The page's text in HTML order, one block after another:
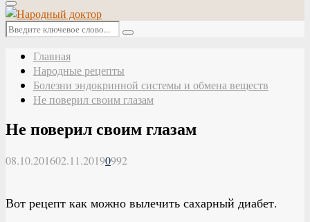
Основное
меню
Искать:
Поиск
Главная
Народные рецепты
Болезни эндокринной системы и обмена веществ
Не поверил своим глазам
Не поверил своим глазам
08.10.201602.11.20190992
Вот рецепт как можно вылечить сахарный диабет.